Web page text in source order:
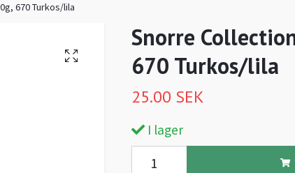
670 Turkos/lila
Snorre
670 Turkos/lila
25.00 SEK
I lager